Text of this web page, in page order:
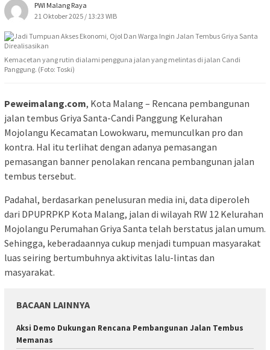
PWI Malang Raya
21 Oktober 2025 / 13:23 WIB
Kemacetan yang rutin dialami pengguna jalan yang melintas di jalan Candi
Panggung. (Foto: Toski)
Peweimalang.com, Kota Malang – Rencana pembangunan
jalan tembus Griya Santa-Candi Panggung Kelurahan
Mojolangu Kecamatan Lowokwaru, memunculkan pro dan
kontra. Hal itu terlihat dengan adanya pemasangan
pemasangan banner penolakan rencana pembangunan jalan
tembus tersebut.
Padahal, berdasarkan penelusuran media ini, data diperoleh
dari DPUPRPKP Kota Malang, jalan di wilayah RW 12 Kelurahan
Mojolangu Perumahan Griya Santa telah berstatus jalan umum.
Sehingga, keberadaannya cukup menjadi tumpuan masyarakat
luas seiring bertumbuhnya aktivitas lalu-lintas dan
masyarakat.
BACAAN LAINNYA
Aksi Demo Dukungan Rencana Pembangunan Jalan Tembus
Memanas